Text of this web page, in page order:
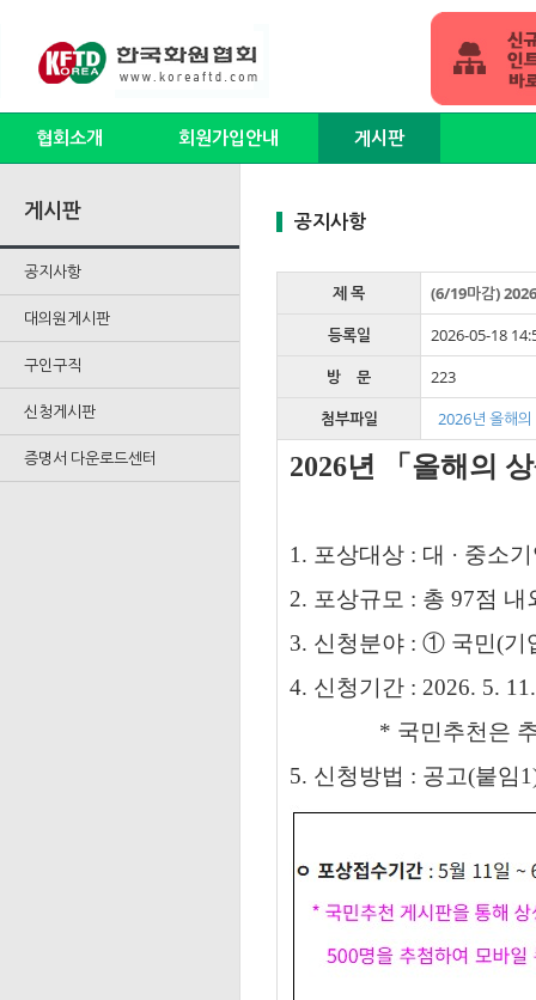
협회소개 회원가입안내 게시판
게시판
공지사항
대의원게시판
구인구직
신청게시판
증명서 다운로드센터
공지사항
제 목
(6/19마감) 2026
등록일
2026-05-18
방 문
223
첨부파일
2026년 올해
2026년 「올해의
1. 포상대상 : 대 · 중소
2. 포상규모 : 총 97점
3. 신청분야 : ① 국민(
4. 신청기간 : 2026. 5.
* 국민추천은 추천
5. 신청방법 : 공고(붙임